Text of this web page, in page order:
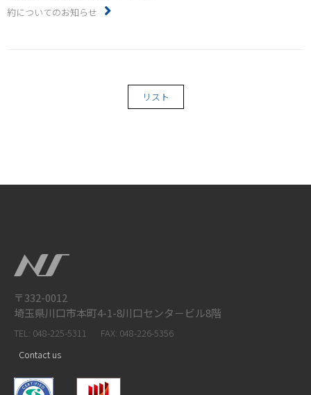
約についてのお知らせ
リスト
〒332-0012
埼玉県川口市本町4-1-8川口センタ－ビル8階
TEL: 048-225-5311
FAX: 048-226-5356
Contact us